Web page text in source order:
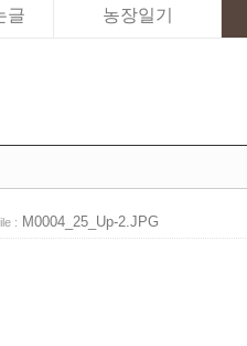
글 농장일기
: M0004_25_Up-2.JPG